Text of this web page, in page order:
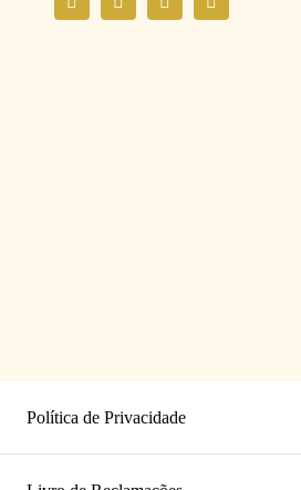
Política de Privacidade